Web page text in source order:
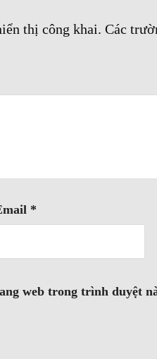
thị công khai. Các
*
web trong trình duyệt